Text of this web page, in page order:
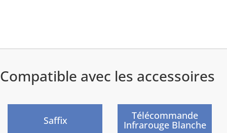
Compatible avec les accessoires
Saffix Télécommande
Infrarouge Blanche